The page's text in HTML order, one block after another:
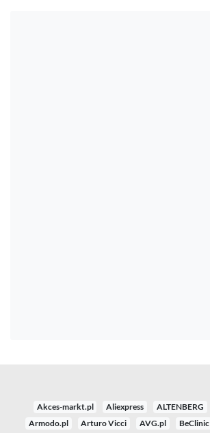
Akces-markt.pl Aliexpress ALTENBERG
Armodo.pl
Arturo Vicci AVG.pl BeClinic